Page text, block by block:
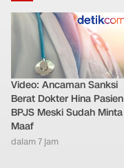
Video: Ancaman Sanksi
Berat Dokter Hina Pasien
BPJS Meski Sudah Minta
Maaf
dalam 7 jam